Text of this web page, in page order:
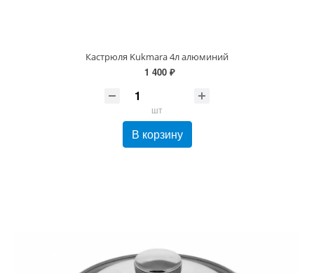
Кастрюля Kukmara 4л алюминий
1 400 ₽
шт
В корзину